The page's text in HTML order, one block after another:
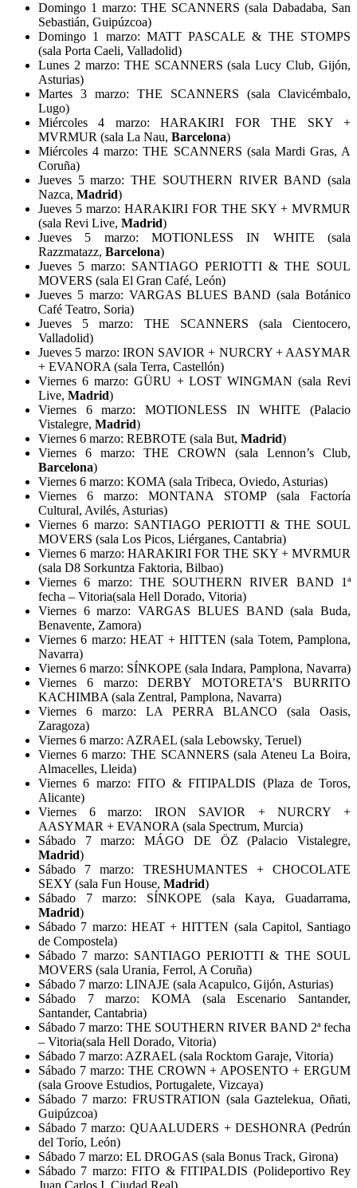
Domingo 1 marzo: THE SCANNERS (sala Dabadaba, San
Sebastián, Guipúzcoa)
Domingo 1 marzo: MATT PASCALE & THE STOMPS
(sala Porta Caeli, Valladolid)
Lunes 2 marzo: THE SCANNERS (sala Lucy Club, Gijón,
Asturias)
Martes 3 marzo: THE SCANNERS (sala Clavicémbalo,
Lugo)
Miércoles 4 marzo: HARAKIRI FOR THE SKY +
MVRMUR (sala La Nau, Barcelona)
Miércoles 4 marzo: THE SCANNERS (sala Mardi Gras, A
Coruña)
Jueves 5 marzo: THE SOUTHERN RIVER BAND (sala
Nazca, Madrid)
Jueves 5 marzo: HARAKIRI FOR THE SKY + MVRMUR
(sala Revi Live, Madrid)
Jueves 5 marzo: MOTIONLESS IN WHITE (sala
Razzmatazz, Barcelona)
Jueves 5 marzo: SANTIAGO PERIOTTI & THE SOUL
MOVERS (sala El Gran Café, León)
Jueves 5 marzo: VARGAS BLUES BAND (sala Botánico
Café Teatro, Soria)
Jueves 5 marzo: THE SCANNERS (sala Cientocero,
Valladolid)
Jueves 5 marzo: IRON SAVIOR + NURCRY + AASYMAR
+ EVANORA (sala Terra, Castellón)
Viernes 6 marzo: GÜRU + LOST WINGMAN (sala Revi
Live, Madrid)
Viernes 6 marzo: MOTIONLESS IN WHITE (Palacio
Vistalegre, Madrid)
Viernes 6 marzo: REBROTE (sala But, Madrid)
Viernes 6 marzo: THE CROWN (sala Lennon’s Club,
Barcelona)
Viernes 6 marzo: KOMA (sala Tribeca, Oviedo, Asturias)
Viernes 6 marzo: MONTANA STOMP (sala Factoría
Cultural, Avilés, Asturias)
Viernes 6 marzo: SANTIAGO PERIOTTI & THE SOUL
MOVERS (sala Los Picos, Liérganes, Cantabria)
Viernes 6 marzo: HARAKIRI FOR THE SKY + MVRMUR
(sala D8 Sorkuntza Faktoria, Bilbao)
Viernes 6 marzo: THE SOUTHERN RIVER BAND 1ª
fecha – Vitoria(sala Hell Dorado, Vitoria)
Viernes 6 marzo: VARGAS BLUES BAND (sala Buda,
Benavente, Zamora)
Viernes 6 marzo: HEAT + HITTEN (sala Totem, Pamplona,
Navarra)
Viernes 6 marzo: SÍNKOPE (sala Indara, Pamplona, Navarra)
Viernes 6 marzo: DERBY MOTORETA’S BURRITO
KACHIMBA (sala Zentral, Pamplona, Navarra)
Viernes 6 marzo: LA PERRA BLANCO (sala Oasis,
Zaragoza)
Viernes 6 marzo: AZRAEL (sala Lebowsky, Teruel)
Viernes 6 marzo: THE SCANNERS (sala Ateneu La Boira,
Almacelles, Lleida)
Viernes 6 marzo: FITO & FITIPALDIS (Plaza de Toros,
Alicante)
Viernes 6 marzo: IRON SAVIOR + NURCRY +
AASYMAR + EVANORA (sala Spectrum, Murcia)
Sábado 7 marzo: MÁGO DE ÖZ (Palacio Vistalegre,
Madrid)
Sábado 7 marzo: TRESHUMANTES + CHOCOLATE
SEXY (sala Fun House, Madrid)
Sábado 7 marzo: SÍNKOPE (sala Kaya, Guadarrama,
Madrid)
Sábado 7 marzo: HEAT + HITTEN (sala Capitol, Santiago
de Compostela)
Sábado 7 marzo: SANTIAGO PERIOTTI & THE SOUL
MOVERS (sala Urania, Ferrol, A Coruña)
Sábado 7 marzo: LINAJE (sala Acapulco, Gijón, Asturias)
Sábado 7 marzo: KOMA (sala Escenario Santander,
Santander, Cantabria)
Sábado 7 marzo: THE SOUTHERN RIVER BAND 2ª fecha
– Vitoria(sala Hell Dorado, Vitoria)
Sábado 7 marzo: AZRAEL (sala Rocktom Garaje, Vitoria)
Sábado 7 marzo: THE CROWN + APOSENTO + ERGUM
(sala Groove Estudios, Portugalete, Vizcaya)
Sábado 7 marzo: FRUSTRATION (sala Gaztelekua, Oñati,
Guipúzcoa)
Sábado 7 marzo: QUAALUDERS + DESHONRA (Pedrún
del Torío, León)
Sábado 7 marzo: EL DROGAS (sala Bonus Track, Girona)
Sábado 7 marzo: FITO & FITIPALDIS (Polideportivo Rey